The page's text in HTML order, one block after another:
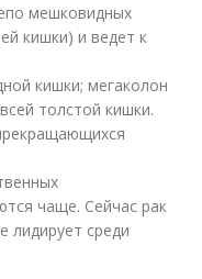
мешковидных
кишки) и ведет к
кишки; мегаколон
толстой кишки.
чаще. Сейчас рак
лидирует среди